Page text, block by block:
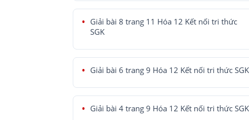
Giải bài 8 trang 11 Hóa 12 Kết nối tri thức
SGK
Giải bài 6 trang 9 Hóa 12 Kết nối tri thức SGK
Giải bài 4 trang 9 Hóa 12 Kết nối tri thức SGK